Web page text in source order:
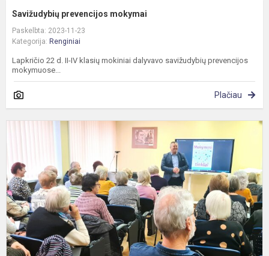
Savižudybių prevencijos mokymai
Paskelbta: 2023-11-23
Kategorija: Renginiai
Lapkričio 22 d. II-IV klasių mokiniai dalyvavo savižudybių prevencijos
mokymuose...
Plačiau